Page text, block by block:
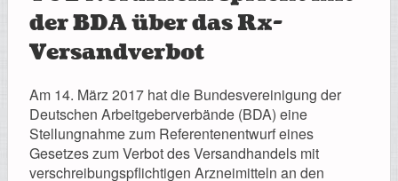
der BDA über das Rx-
Versandverbot
Am 14. März 2017 hat die Bundesvereinigung der
Deutschen Arbeitgeberverbände (BDA) eine
Stellungnahme zum Referentenentwurf eines
Gesetzes zum Verbot des Versandhandels mit
verschreibungspflichtigen Arzneimitteln an den